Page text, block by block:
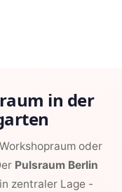
in der
oder
Pulsraum Berlin
zentraler Lage -